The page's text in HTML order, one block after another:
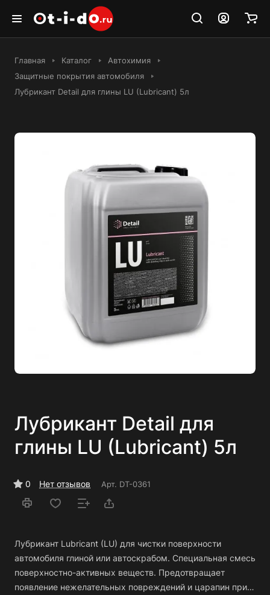
Главная Каталог
Автохимия
Защитные покрытия автомобиля
Лубрикант Detail для глины LU (Lubricant) 5л
Лубрикант Detail для
глины LU (Lubricant) 5л
0 Нет отзывов Арт. DT-0361
Лубрикант Lubricant (LU) для чистки поверхности
автомобиля глиной или автоскрабом. Специальная смесь
поверхностно-активных веществ. Предотвращает
появление нежелательных повреждений и царапин при